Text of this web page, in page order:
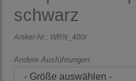
schwarz
Artikel-Nr.: WRN_400r
Andere Ausführungen: